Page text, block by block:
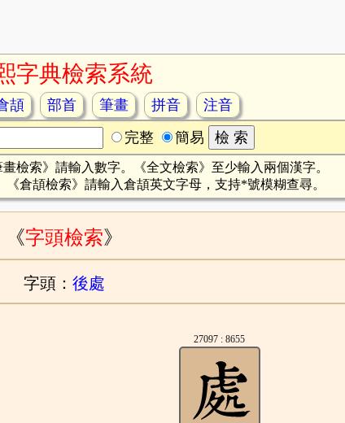
字典檢索系統
頡 部首 筆畫 拼音
注音
完整 簡易
檢索》請輸入數字。《全文檢索》至少輸入兩個漢字。
《倉頡檢索》請輸入倉頡英文字母，支持*號模糊查尋。
《字頭檢索》
字頭： 後處
27097 : 8655